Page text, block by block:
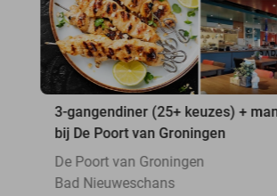
3-gangendiner (25+ keuzes) +
bij De Poort van Groningen
De Poort van Groningen
Bad Nieuweschans